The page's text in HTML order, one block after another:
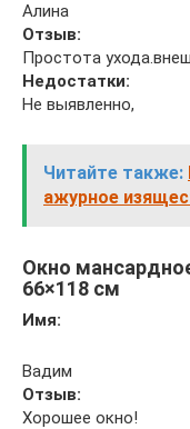
Алина
Отзыв:
Простота
Недостатки:
Не выявленно,
Читайте также:
ажурное
Окно
66×118 см
Имя:
Вадим
Отзыв:
Хорошее окно!